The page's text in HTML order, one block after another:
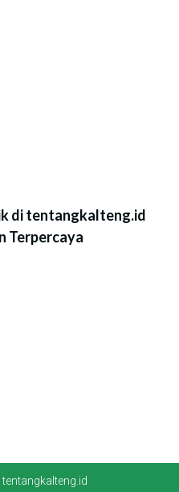
di tentangkalteng.id
Terpercaya